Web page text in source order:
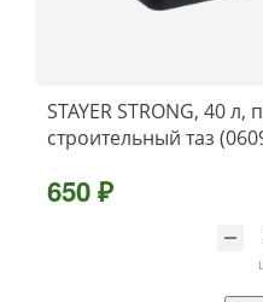
STAYER STRONG, 40
строительный таз
650 ₽